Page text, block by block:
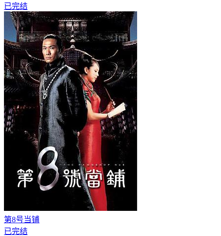
已完结
第8号当铺
已完结